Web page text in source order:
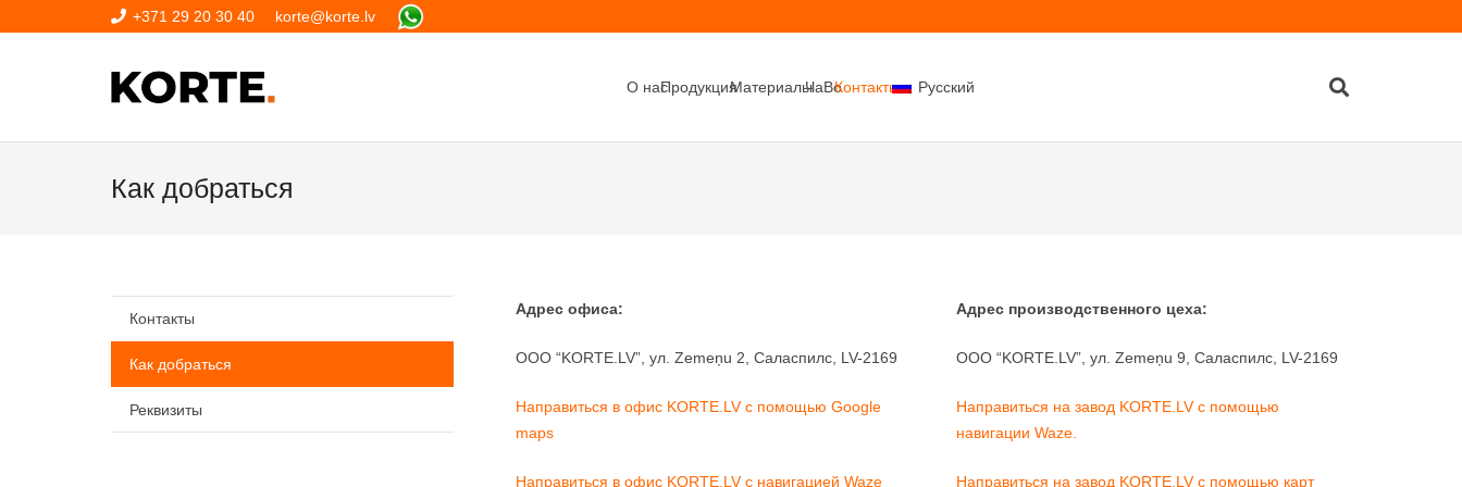
+371 29 20 30 40 korte@korte.lv
О насПродукцияМатериалыЧаВоКонтакты Русский
Как добраться
Адрес офиса:
OOO “KORTE.LV”, ул. Zemeņu 2, Саласпилс, LV-2169
Направиться в офис KORTE.LV с помощью Google
maps
Направиться в офис KORTE.LV с навигацией Waze
Адрес производственного цеха:
OOO “KORTE.LV”, ул. Zemeņu 9, Саласпилс, LV-2169
Направиться на завод KORTE.LV с помощью
навигации Waze.
Направиться на завод KORTE.LV с помощью карт
Контакты
Как добраться
Реквизиты